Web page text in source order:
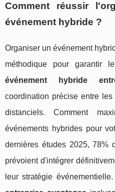
Comment réussir
événement hybride ?
Organiser un événement
méthodique pour garantir
événement hybride
coordination précise entre
distanciels. Comment
événements hybrides pour
dernières études 2025, 78%
prévoient d'intégrer
leur stratégie